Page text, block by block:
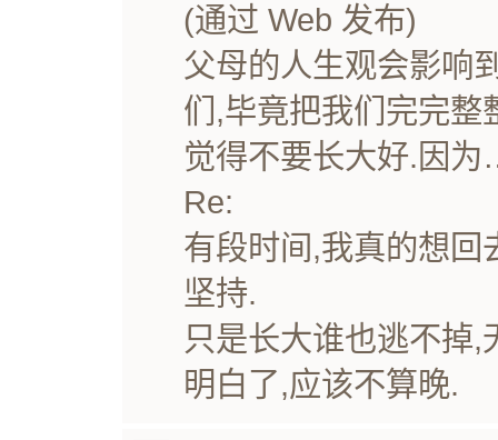
(通过 Web 发布)
父母的人生观会影响
们,毕竟把我们完完整
觉得不要长大好.因
Re:
有段时间,我真的想回
坚持.
只是长大谁也逃不掉
明白了,应该不算晚.